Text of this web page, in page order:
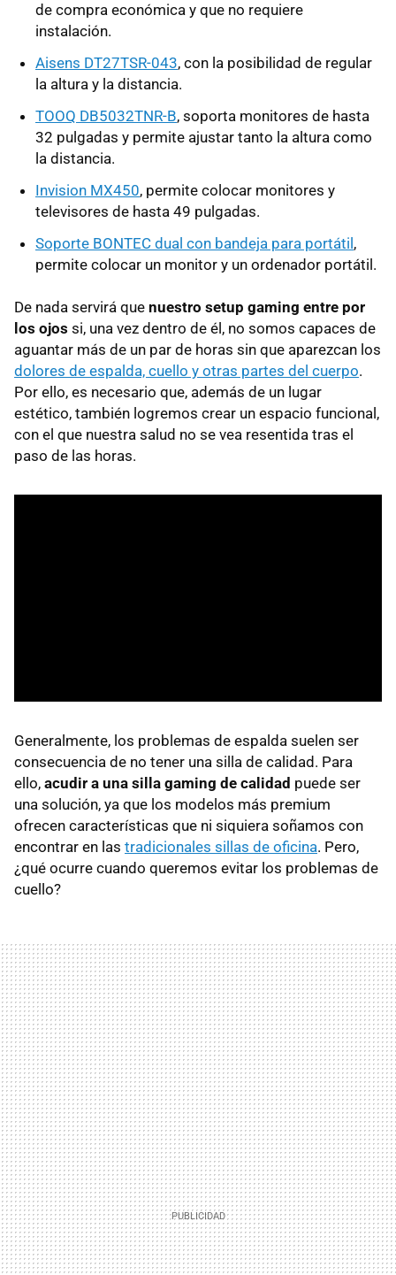
de compra económica y que no requiere
instalación.
Aisens DT27TSR-043, con la posibilidad de regular
la altura y la distancia.
TOOQ DB5032TNR-B, soporta monitores de hasta
32 pulgadas y permite ajustar tanto la altura como
la distancia.
Invision MX450, permite colocar monitores y
televisores de hasta 49 pulgadas.
Soporte BONTEC dual con bandeja para portátil ,
permite colocar un monitor y un ordenador portátil.
De nada servirá que nuestro setup gaming entre por
los ojos si, una vez dentro de él, no somos capaces de
aguantar más de un par de horas sin que aparezcan los
dolores de espalda, cuello y otras partes del cuerpo.
Por ello, es necesario que, además de un lugar
estético, también logremos crear un espacio funcional,
con el que nuestra salud no se vea resentida tras el
paso de las horas.
Generalmente, los problemas de espalda suelen ser
consecuencia de no tener una silla de calidad. Para
ello, acudir a una silla gaming de calidad puede ser
una solución, ya que los modelos más premium
ofrecen características que ni siquiera soñamos con
encontrar en las tradicionales sillas de oficina. Pero,
¿qué ocurre cuando queremos evitar los problemas de
cuello?